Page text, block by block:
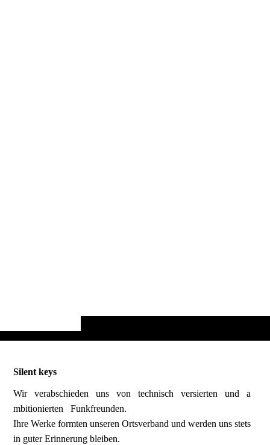
Silent keys
Wir verabschieden uns von technisch versierten und a
mbitionierten Funkfreunden.
Ihre Werke formten unseren Ortsverband und werden uns stets
in guter Erinnerung bleiben.